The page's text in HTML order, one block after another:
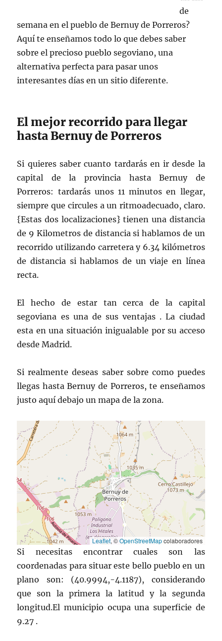
de
semana en el pueblo de Bernuy de Porreros?
Aquí te enseñamos todo lo que debes saber
sobre el precioso pueblo segoviano, una
alternativa perfecta para pasar unos
interesantes días en un sitio diferente.
El mejor recorrido para llegar
hasta Bernuy de Porreros
Si quieres saber cuanto tardarás en ir desde la
capital de la provincia hasta Bernuy de
Porreros: tardarás unos 11 minutos en llegar,
siempre que circules a un ritmoadecuado, claro.
{Estas dos localizaciones} tienen una distancia
de 9 Kilometros de distancia si hablamos de un
recorrido utilizando carretera y 6.34 kilómetros
de distancia si hablamos de un viaje en línea
recta.
El hecho de estar tan cerca de la capital
segoviana es una de sus ventajas . La ciudad
esta en una situación inigualable por su acceso
desde Madrid.
Si realmente deseas saber sobre como puedes
llegas hasta Bernuy de Porreros, te enseñamos
justo aquí debajo un mapa de la zona.
Leaflet, ©OpenStreetMapcolaboradores
Si necesitas encontrar cuales son las
coordenadas para situar este bello pueblo en un
plano son: (40.9994,-4.1187), considerando
que son la primera la latitud y la segunda
longitud.El municipio ocupa una superficie de
9.27 .